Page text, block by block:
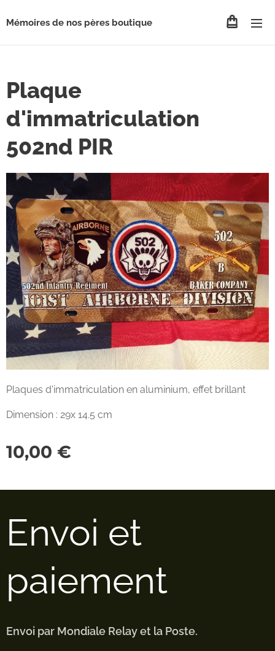
Mémoires de nos pères boutique
Plaque
d'immatriculation
502nd PIR
Plaques d'immatriculation en aluminium, effet brillant
Dimension : 29x 14.5 cm
10,00 €
Envoi et
paiement
Envoi par Mondiale Relay et la Poste.